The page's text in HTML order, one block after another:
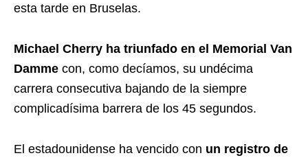
esta tarde en Bruselas.
Michael Cherry ha triunfado en el Memorial Van
Damme con, como decíamos, su undécima
carrera consecutiva bajando de la siempre
complicadísima barrera de los 45 segundos.
El estadounidense ha vencido con un registro de